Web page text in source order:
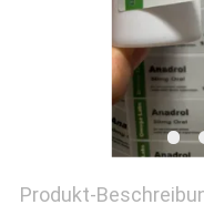
Produkt-